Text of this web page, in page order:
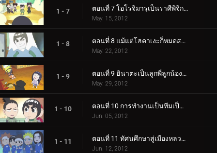
1 - 7 ตอนที่ 7 โอโรจิมารุเป็นราศีพิจิกประเภท B / จดหมายรักคือกับดักขั้นสูงสุด
May. 15, 2012
1 - 8 ตอนที่ 8 แม้แต่โฮคาเงะก็หมดสภาพ / โอโรจิมารุยังคงอยู่
May. 22, 2012
1 - 9 ตอนที่ 9 ฮินาตะเป็นลูกพี่ลูกน้องของเนจิ / จุดอ่อนของฮินาตะคือนารูโตะ
May. 29, 2012
1 - 10 ตอนที่ 10 การทำงานเป็นทีมเป็นสัญลักษณ์ของเยาวชน / ผู้ร้ายอยู่ในหมู่พวกเรา!
Jun. 05, 2012
1 - 11 ตอนที่ 11 ทัศนศึกษาสู่เมืองหลวงเก่า! / ห้องเด็กผู้หญิงและกล่องขนม
Jun. 12, 2012